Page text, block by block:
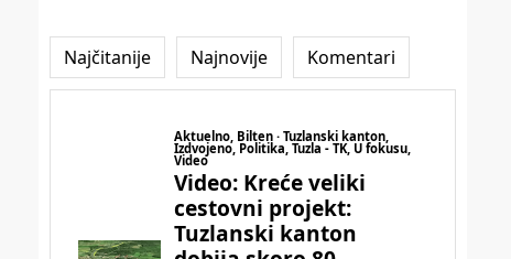
Najčitanije Najnovije Komentari